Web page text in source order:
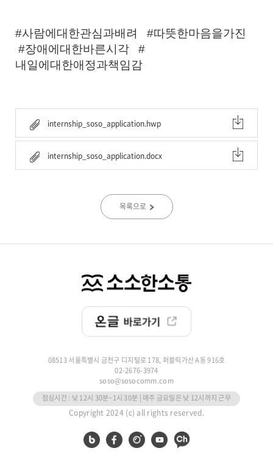
#사람에대한관심과배려 #따뜻한마음을가진
#장애에대한바른시각 #
내일에대한애정과책임감
internship_soso_application.hwp
internship_soso_application.docx
목록으로
08513 서울특별시 금천구 디지털로 178, 퍼블릭가산 A동 916호
02-2676-3974
soso@sosocomm.com
점심시간 : 낮 12시 30분~1시 30분 | 매주 금요일은 낮 12시까지 근무
Copyright 2024 (c) all rights reserved.